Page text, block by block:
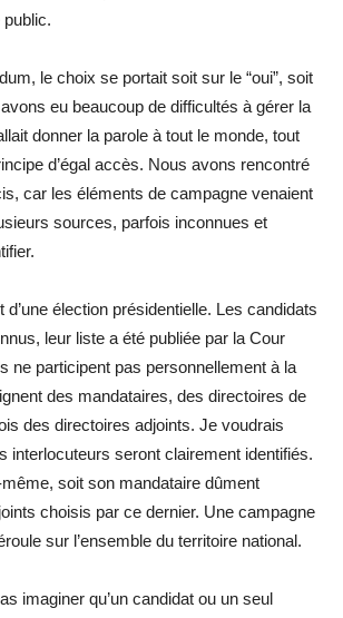
le choix se portait soit sur le “oui”, soit
eu beaucoup de difficultés à gérer la
donner la parole à tout le monde, tout
d’égal accès. Nous avons rencontré
car les éléments de campagne venaient
sources, parfois inconnues et
d’une élection présidentielle. Les candidats
leur liste a été publiée par la Cour
ne participent pas personnellement à la
des mandataires, des directoires de
des directoires adjoints. Je voudrais
interlocuteurs seront clairement identifiés.
soit son mandataire dûment
choisis par ce dernier. Une campagne
sur l’ensemble du territoire national.
imaginer qu’un candidat ou un seul